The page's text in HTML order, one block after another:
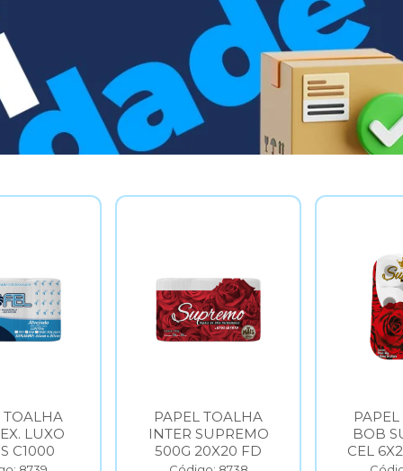
TOALHA
LUXO
C1000
PAPEL TOALHA
INTER SUPREMO
500G 20X20 FD
BOB
CEL